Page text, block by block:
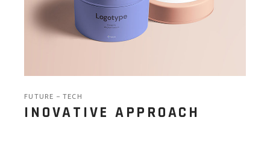
FUTURE TECH
INOVATIVE APPROACH